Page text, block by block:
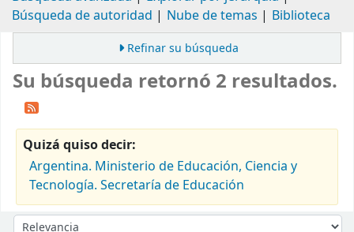
Búsqueda de autoridad
Nube de temas Biblioteca
Refinar su búsqueda
Su búsqueda retornó 2 resultados.
Quizá quiso decir:
Argentina. Ministerio de Educación, Ciencia y
Tecnología. Secretaría de Educación
Ordenar por: